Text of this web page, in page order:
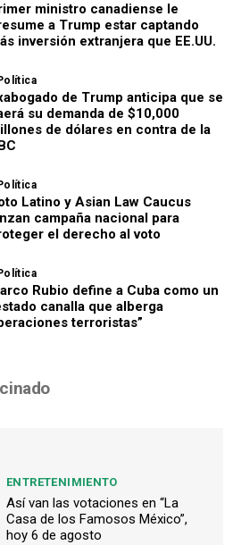
ministro canadiense le
a Trump estar captando
inversión extranjera que EE.UU.
de Trump anticipa que se
su demanda de $10,000
de dólares en contra de la
Latino y Asian Law Caucus
campaña nacional para
el derecho al voto
Rubio define a Cuba como un
canalla que alberga
terroristas”
ENTRETENIMIENTO
Así van las votaciones en “La
Casa de los Famosos México”,
hoy 6 de agosto